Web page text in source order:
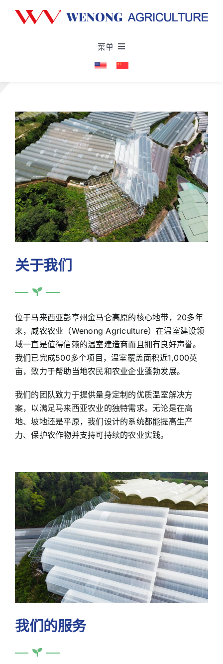
菜单
产品与服务
项目
最新消息
联系
关于我们
位于马来西亚彭亨州金马仑高原的核心地带，20多年
来，威农农业（Wenong Agriculture）在温室建设领
域一直是值得信赖的温室建造商而且拥有良好声誉。
我们已完成500多个项目，温室覆盖面积近1,000英
亩，致力于帮助当地农民和农业企业蓬勃发展。
我们的团队致力于提供量身定制的优质温室解决方
案，以满足马来西亚农业的独特需求。无论是在高
地、坡地还是平原，我们设计的系统都能提高生产
力、保护农作物并支持可持续的农业实践。
我们的服务